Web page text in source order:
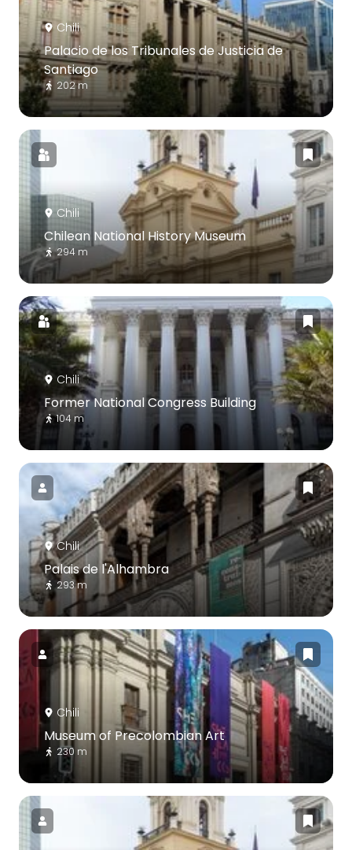
Chili
Palacio de los Tribunales de Justicia de
Santiago
202 m
Chili
Chilean National History Museum
294 m
Chili
Former National Congress Building
104 m
Chili
Palais de l'Alhambra
293 m
Chili
Museum of Precolombian Art
230 m